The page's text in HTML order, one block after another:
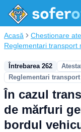
Acasă Chestionare
Reglementari transport
Întrebarea 262
Reglementari
În cazul
de mărfuri
bordul